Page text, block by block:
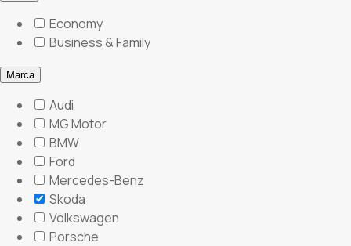
Economy
Business & Family
Marca
Audi
MG Motor
BMW
Ford
Mercedes-Benz
Skoda
Volkswagen
Porsche